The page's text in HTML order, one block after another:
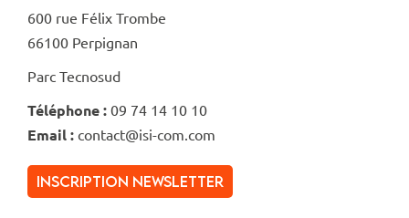
600 rue Félix Trombe
66100 Perpignan
Parc Tecnosud
Téléphone : 09 74 14 10 10
Email : contact@isi-com.com
inscription newsletter